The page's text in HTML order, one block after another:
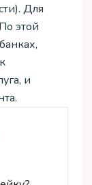
Для
этой
и